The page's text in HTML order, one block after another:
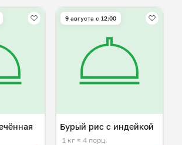
9 августа с 12:00
Бурый рис с индейкой
1 кг ≈ 4 порц.